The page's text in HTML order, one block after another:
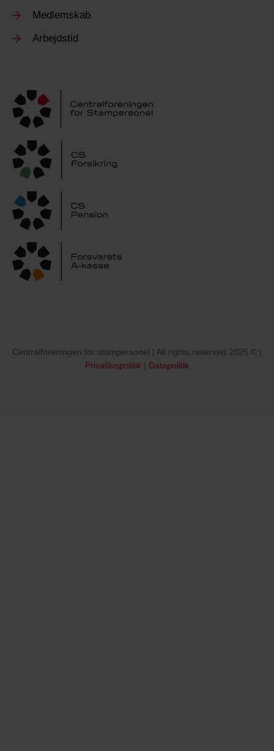
Medlemskab
Arbejdstid
Centralforeningen for stampersonel | All rights reserved 2025 © |
Privatlivspolitik | Datapolitik